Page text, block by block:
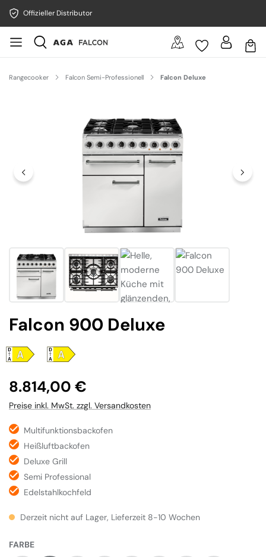
Offizieller Distributor
Rangecooker Falcon Semi-Professionell Falcon Deluxe
Falcon 900 Deluxe
Regulärer Preis:
8.814,00 €
Preise inkl. MwSt. zzgl. Versandkosten
Multifunktionsbackofen
Heißluftbackofen
Deluxe Grill
Semi Professional
Edelstahlkochfeld
Derzeit nicht auf Lager, Lieferzeit 8-10 Wochen
FARBEAUSWÄHLEN